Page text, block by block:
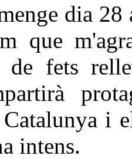
dia
que
de fets
Catalunya i
intens.